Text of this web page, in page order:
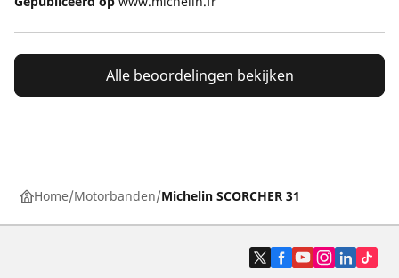
Alle beoordelingen bekijken
Home Motorbanden Michelin SCORCHER 31